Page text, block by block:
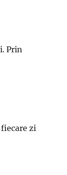
Prin
zi